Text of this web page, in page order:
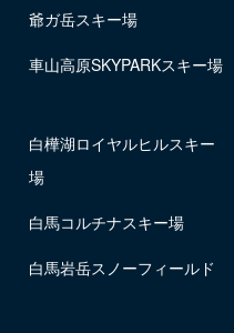
爺ガ岳スキー場
車山高原SKYPARKスキー場
白樺湖ロイヤルヒルスキー
場
白馬コルチナスキー場
白馬岩岳スノーフィールド